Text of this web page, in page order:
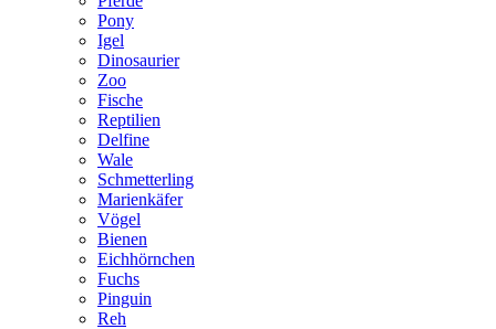
Pony
Igel
Dinosaurier
Zoo
Fische
Reptilien
Delfine
Wale
Schmetterling
Marienkäfer
Vögel
Bienen
Eichhörnchen
Fuchs
Pinguin
Reh